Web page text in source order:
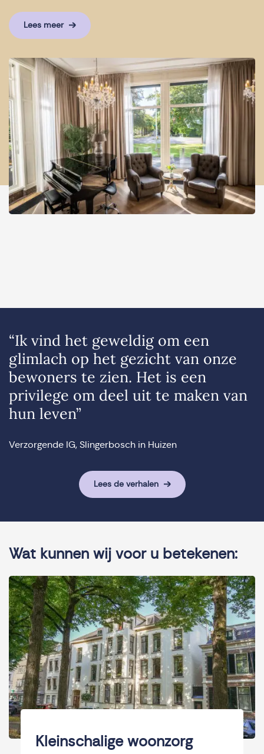
Lees meer
“Ik vind het geweldig om een
glimlach op het gezicht van onze
bewoners te zien. Het is een
privilege om deel uit te maken van
hun leven”
Verzorgende IG, Slingerbosch in Huizen
Lees de verhalen
Wat kunnen wij voor u betekenen:
Kleinschalige woonzorg